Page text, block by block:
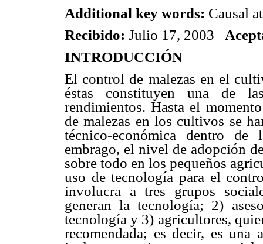
Additional key words: Causal
Recibido: Julio 17, 2003
INTRODUCCIÓN
El control de malezas en el
éstas constituyen una de
rendimientos. Hasta el
de malezas en los cultivos se
técnico-económica dentro
embrago, el nivel de adopción
sobre todo en los pequeños
uso de tecnología para el
involucra a tres grupos
generan la tecnología; 2)
tecnología y 3) agricultores,
recomendada; es decir, es una